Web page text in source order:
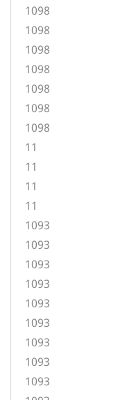
1098
1098
1098
1098
1098
1098
1098
11
11
11
11
1093
1093
1093
1093
1093
1093
1093
1093
1093